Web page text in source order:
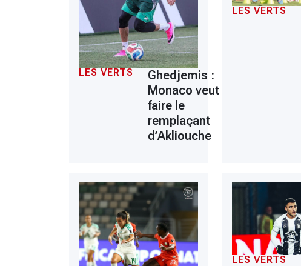
LES VERTS
Ghedjemis :
Monaco veut en
faire le
remplaçant
d’Akliouche
LES VERTS
LES VERTS